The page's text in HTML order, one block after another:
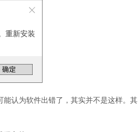
重新安装
认为软件出错了，其实并不是这样。其